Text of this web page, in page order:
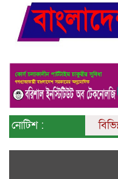
নোটিশ : বিভিন্ন